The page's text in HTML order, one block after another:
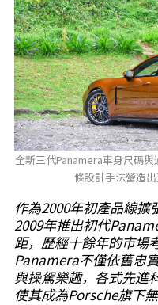
全新三代Panamera車身尺碼
條設計手法營造出
作為2000年初產品線
2009年推出初代
距，歷經十餘年的市場
Panamera不僅依舊忠
與操駕樂趣，各式先進
使其成為Porsche旗下